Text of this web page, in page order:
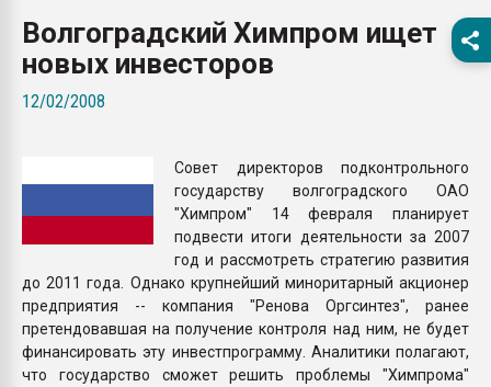
26.07.2022 "Сибирский
ПЕРЕЙТИ НА
Волгоградский Химпром ищет
новых инвесторов
12/02/2008
Совет директоров подконтрольного
государству волгоградского ОАО
"Химпром" 14 февраля планирует
подвести итоги деятельности за 2007
год и рассмотреть стратегию развития
до 2011 года. Однако крупнейший миноритарный акционер
предприятия -- компания "Ренова Оргсинтез", ранее
претендовавшая на получение контроля над ним, не будет
финансировать эту инвестпрограмму. Аналитики полагают,
что государство сможет решить проблемы "Химпрома"